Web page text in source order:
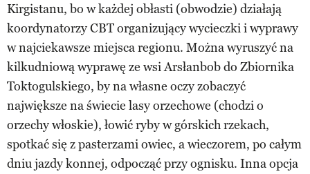
Kirgistanu, bo w każdej obłasti (obwodzie) działają
koordynatorzy CBT organizujący wycieczki i wyprawy
w najciekawsze miejsca regionu. Można wyruszyć na
kilkudniową wyprawę ze wsi Arsłanbob do Zbiornika
Toktogulskiego, by na własne oczy zobaczyć
największe na świecie lasy orzechowe (chodzi o
orzechy włoskie), łowić ryby w górskich rzekach,
spotkać się z pasterzami owiec, a wieczorem, po całym
dniu jazdy konnej, odpocząć przy ognisku. Inna opcja